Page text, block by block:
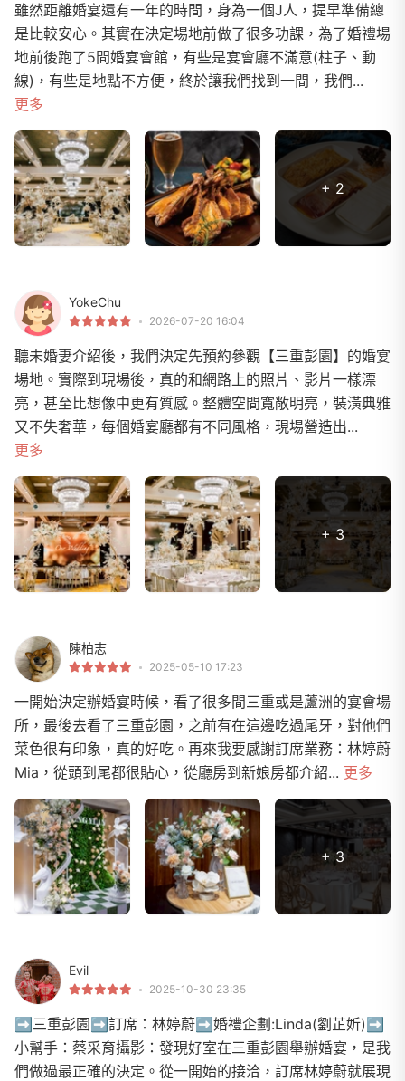
雖然距離婚宴還有一年的時間，身為一個J人，提早準備總
是比較安心。其實在決定場地前做了很多功課，為了婚禮場
地前後跑了5間婚宴會館，有些是宴會廳不滿意(柱子、動
線)，有些是地點不方便，終於讓我們找到一間，我們...
更多
+ 2
YokeChu
2026-07-20 16:04
聽未婚妻介紹後，我們決定先預約參觀【三重彭園】的婚宴
場地。實際到現場後，真的和網路上的照片、影片一樣漂
亮，甚至比想像中更有質感。整體空間寬敞明亮，裝潢典雅
又不失奢華，每個婚宴廳都有不同風格，現場營造出...
更多
+ 3
陳柏志
2025-05-10 17:23
一開始決定辦婚宴時候，看了很多間三重或是蘆洲的宴會場
所，最後去看了三重彭園，之前有在這邊吃過尾牙，對他們
菜色很有印象，真的好吃。再來我要感謝訂席業務：林婷蔚
Mia，從頭到尾都很貼心，從廳房到新娘房都介紹... 更多
+ 3
Evil
2025-10-30 23:35
➡️三重彭園➡️訂席：林婷蔚➡️婚禮企劃:Linda(劉芷妡)➡️
小幫手：蔡采育攝影：發現好室在三重彭園舉辦婚宴，是我
們做過最正確的決定。從一開始的接洽，訂席林婷蔚就展現